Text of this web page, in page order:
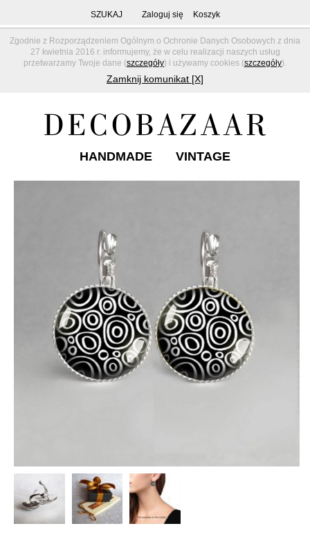
Zgodnie z Rozporządzeniem Ogólnym o Ochronie Danych Osobowych z dnia
27 kwietnia 2016 r. informujemy, że w celu realizacji naszych usług
przetwarzamy Twoje dane (szczegóły) i używamy cookies (szczegóły).
Zamknij komunikat [X]
SZUKAJ Zaloguj się Koszyk
HANDMADE VINTAGE